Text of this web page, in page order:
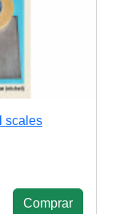
scales
Сomprar